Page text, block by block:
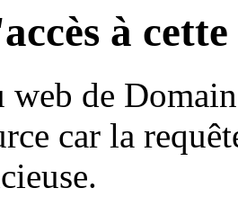
à
web de
car la